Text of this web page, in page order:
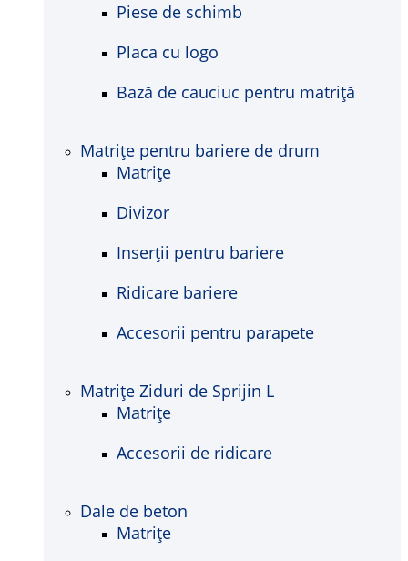
Piese de schimb
Placa cu logo
Bază de cauciuc pentru matriță
Matrițe pentru bariere de drum
Matrițe
Divizor
Inserții pentru bariere
Ridicare bariere
Accesorii pentru parapete
Matrițe Ziduri de Sprijin L
Matrițe
Accesorii de ridicare
Dale de beton
Matrițe